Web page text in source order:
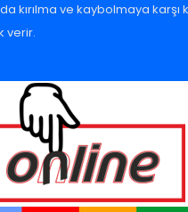
kırılma ve kaybolmaya karşı
verir.